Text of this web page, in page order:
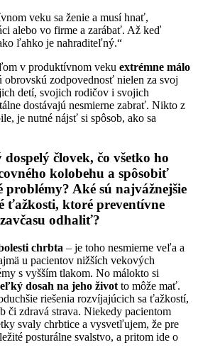
veku sa ženie a musí hnať,
alebo vo firme a zarábať. Až keď
ľahko je nahraditeľný.“
v produktívnom veku extrémne málo
obrovskú zodpovednosť nielen za svoj
detí, svojich rodičov i svojich
dostávajú nesmierne zabrať. Nikto z
je nutné nájsť si spôsob, ako sa
človek, čo všetko ho
kolobehu a spôsobiť
problémy? Aké sú najvážnejšie
ťažkosti, ktoré preventívne
odhaliť?
chrbta – je toho nesmierne veľa a
u pacientov nižších vekových
s vyšším tlakom. No málokto si
dosah na jeho život to môže mať.
riešenia rozvíjajúcich sa ťažkostí,
či zdravá strava. Niekedy pacientom
svaly chrbtice a vysvetľujem, že pre
posturálne svalstvo, a pritom ide o